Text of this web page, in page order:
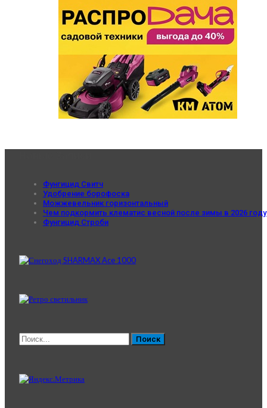
Фунгицид Свитч
Удобрение борофоска
Можжевельник горизонтальный
Чем подкормить клематис весной после зимы в 2026 году
Фунгицид Строби